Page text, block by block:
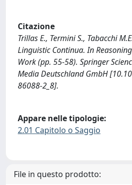
Citazione
Trillas E., Termini S., Tabacchi
Linguistic Continua. In
Work (pp. 55-58). Springer
Media Deutschland GmbH
86088-2_8].
Appare nelle tipologie:
2.01 Capitolo o Saggio
File in questo prodotto: